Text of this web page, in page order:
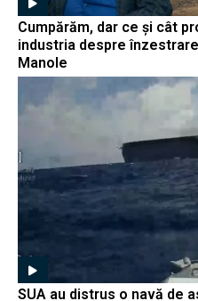
Cumpărăm, dar ce și cât
industria despre
Manole
SUA au distrus o navă de